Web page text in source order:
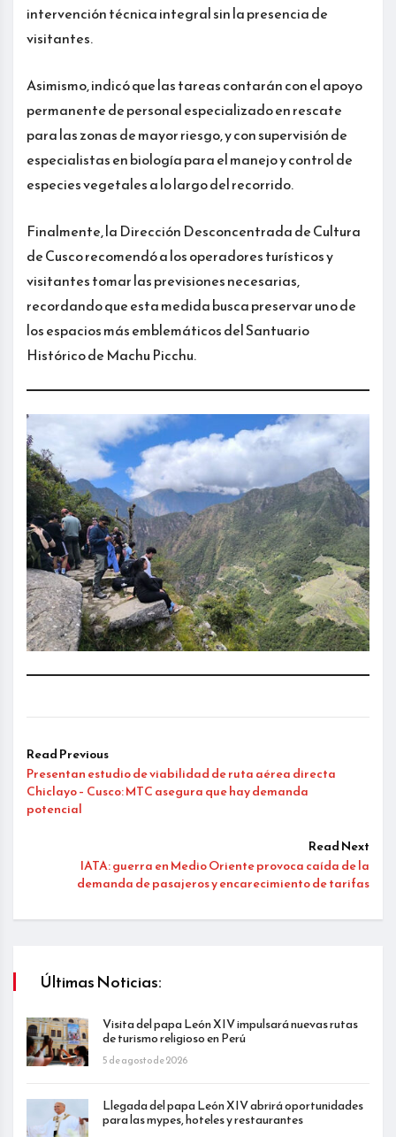
intervención técnica integral sin la presencia de
visitantes.
Asimismo, indicó que las tareas contarán con el apoyo
permanente de personal especializado en rescate
para las zonas de mayor riesgo, y con supervisión de
especialistas en biología para el manejo y control de
especies vegetales a lo largo del recorrido.
Finalmente, la Dirección Desconcentrada de Cultura
de Cusco recomendó a los operadores turísticos y
visitantes tomar las previsiones necesarias,
recordando que esta medida busca preservar uno de
los espacios más emblemáticos del Santuario
Histórico de Machu Picchu.
Read Previous
Presentan estudio de viabilidad de ruta aérea directa
Chiclayo – Cusco: MTC asegura que hay demanda
potencial
Read Next
IATA: guerra en Medio Oriente provoca caída de la
demanda de pasajeros y encarecimiento de tarifas
Últimas Noticias:
Visita del papa León XIV impulsará nuevas rutas
de turismo religioso en Perú
5 de agosto de 2026
Llegada del papa León XIV abrirá oportunidades
para las mypes, hoteles y restaurantes